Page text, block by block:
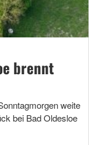
brennt
weite
bei Bad Oldesloe